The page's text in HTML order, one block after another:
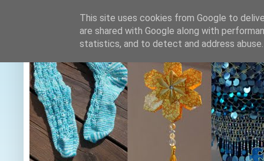
This site uses cookies from Google to
are shared with Google along with
statistics, and to detect and address abuse.